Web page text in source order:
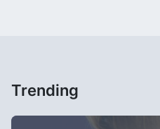
Trending